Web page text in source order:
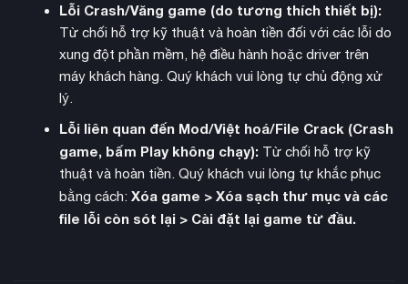
Game cóbốn kết thúc khác nhau tùy thuộc vào hành động
và quyết định của người chơi trong suốt hành trình. Mỗi
ending đều mang những ý nghĩa sâu sắc về tội lỗi, sự chuộc
tội và đấu tranh nội tâm của James. Các nhân vật phụ như
Angela, Eddie hay Laura cũng có câu chuyện riêng, góp phần
làm sâu sắc thêm chủ đề về nỗi đau và sự cứu rỗi.
Lỗi Crash/Văng game (do tương thích thiết bị):
Từ chối hỗ trợ kỹ thuật và hoàn tiền đối với các lỗi do
xung đột phần mềm, hệ điều hành hoặc driver trên
máy khách hàng. Quý khách vui lòng tự chủ động xử
lý.
Lỗi liên quan đến Mod/Việt hoá/File Crack (Crash
game, bấm Play không chạy):Từ chối hỗ trợ kỹ
thuật và hoàn tiền. Quý khách vui lòng tự khắc phục
bằng cách: Xóa game > Xóa sạch thư mục và các
file lỗi còn sót lại > Cài đặt lại game từ đầu.